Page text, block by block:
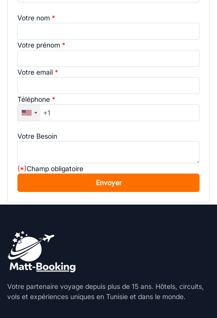
Votre nom *
Votre prénom *
Votre email *
Téléphone *
Votre Besoin
(*)Champ obligatoire
Envoyer
Votre partenaire voyage depuis plus de 15 ans. Hôtels, circuits,
vols et expériences uniques en Tunisie et dans le monde.